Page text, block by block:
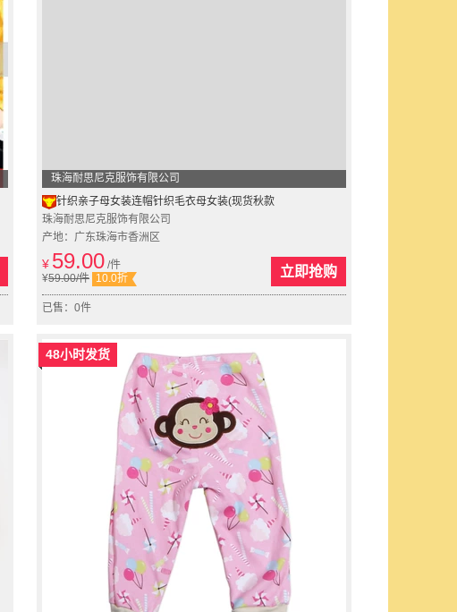
珠海耐思尼克服饰有限公司
针织亲子母女装连帽针织毛衣母女装(现货秋款
珠海耐思尼克服饰有限公司
产地：广东珠海市香洲区
¥ 59.00 /件
¥59.00/件 10.0折 立即抢购
已售：0件
48小时发货